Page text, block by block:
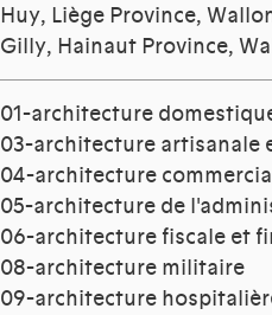
Huy, Liège Province,
Gilly, Hainaut Province,
01-architecture
03-architecture artisanale
04-architecture
05-architecture de
06-architecture fiscale et
08-architecture militaire
09-architecture